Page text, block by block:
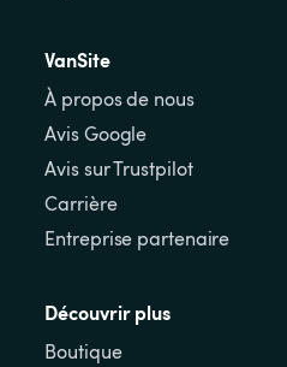
VanSite
À propos de nous
Avis Google
Avis sur Trustpilot
Carrière
Entreprise partenaire
Découvrir plus
Boutique